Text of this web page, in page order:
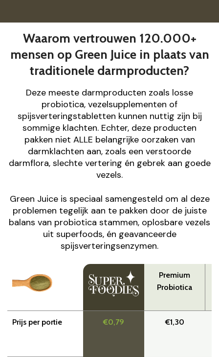
Waarom vertrouwen 120.000+
mensen op Green Juice in plaats van
traditionele darmproducten?
Deze meeste darmproducten zoals losse
probiotica, vezelsupplementen of
spijsverteringstabletten kunnen nuttig zijn bij
sommige klachten. Echter, deze producten
pakken niet ALLE belangrijke oorzaken van
darmklachten aan, zoals een verstoorde
darmflora, slechte vertering én gebrek aan goede
vezels.
Green Juice is speciaal samengesteld om al deze
problemen tegelijk aan te pakken door de juiste
balans van probiotica stammen, oplosbare vezels
uit superfoods, én geavanceerde
spijsverteringsenzymen.
Premium
Probiotica
Prijs per portie €0,79 €1,30